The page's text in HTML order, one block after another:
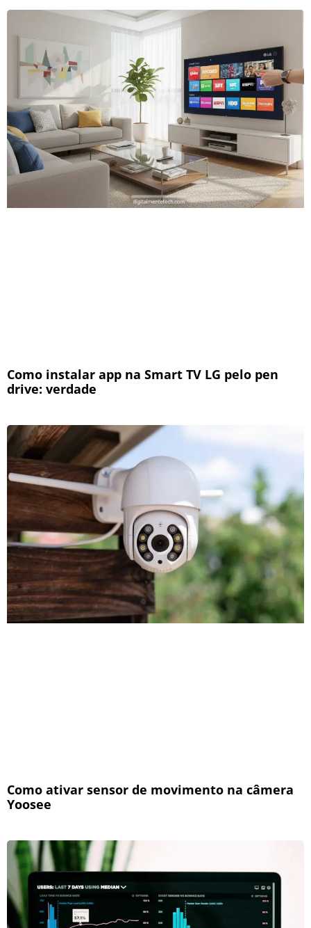
Como instalar app na Smart TV LG pelo pen
drive: verdade
Como ativar sensor de movimento na câmera
Yoosee